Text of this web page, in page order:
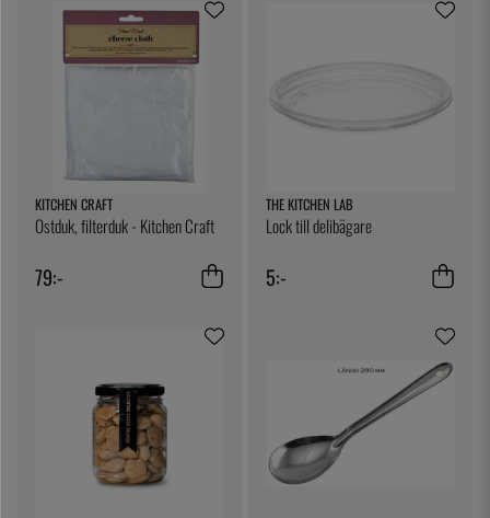
KITCHEN CRAFT
Ostduk, filterduk - Kitchen Craft
79:-
THE KITCHEN LAB
Lock till delibägare
5:-